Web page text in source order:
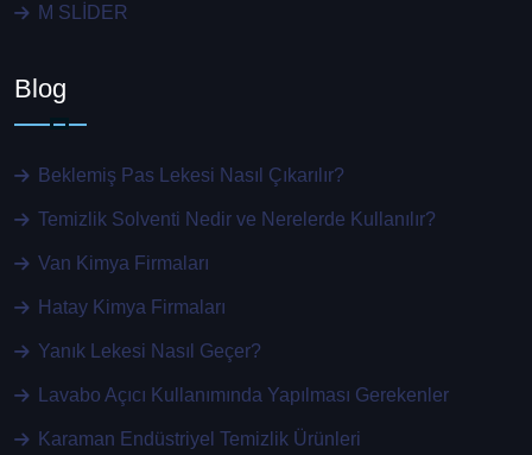
M SLİDER
Blog
Beklemiş Pas Lekesi Nasıl Çıkarılır?
Temizlik Solventi Nedir ve Nerelerde Kullanılır?
Van Kimya Firmaları
Hatay Kimya Firmaları
Yanık Lekesi Nasıl Geçer?
Lavabo Açıcı Kullanımında Yapılması Gerekenler
Karaman Endüstriyel Temizlik Ürünleri